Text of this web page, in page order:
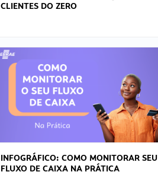
CLIENTES DO ZERO
INFOGRÁFICO: COMO MONITORAR SEU
FLUXO DE CAIXA NA PRÁTICA